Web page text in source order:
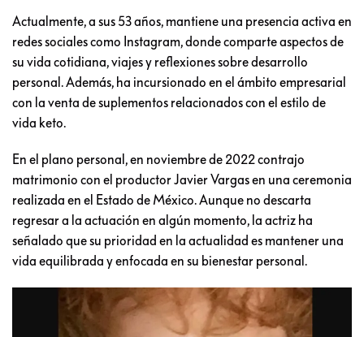
Actualmente, a sus 53 años, mantiene una presencia activa en
redes sociales como Instagram, donde comparte aspectos de
su vida cotidiana, viajes y reflexiones sobre desarrollo
personal. Además, ha incursionado en el ámbito empresarial
con la venta de suplementos relacionados con el estilo de
vida keto.
En el plano personal, en noviembre de 2022 contrajo
matrimonio con el productor Javier Vargas en una ceremonia
realizada en el Estado de México. Aunque no descarta
regresar a la actuación en algún momento, la actriz ha
señalado que su prioridad en la actualidad es mantener una
vida equilibrada y enfocada en su bienestar personal.